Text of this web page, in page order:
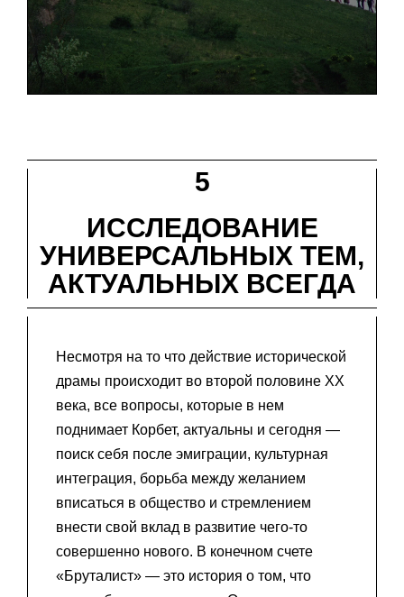
5
ИССЛЕДОВАНИЕ
УНИВЕРСАЛЬНЫХ ТЕМ,
АКТУАЛЬНЫХ ВСЕГДА
Несмотря на то что действие исторической
драмы происходит во второй половине XX
века, все вопросы, которые в нем
поднимает Корбет, актуальны и сегодня —
поиск себя после эмиграции, культурная
интеграция, борьба между желанием
вписаться в общество и стремлением
внести свой вклад в развитие чего-то
совершенно нового. В конечном счете
«Бруталист» — это история о том, что